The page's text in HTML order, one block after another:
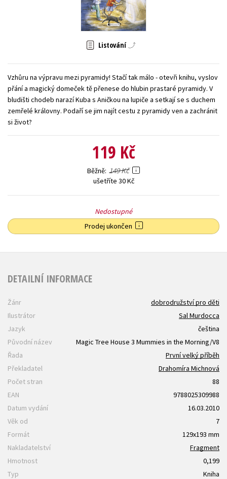
Zahraniční literatura
Listování
Vzhůru na výpravu mezi pyramidy! Stačí tak málo - otevři knihu, vyslov
přání a magický domeček tě přenese do hlubin prastaré pyramidy. V
bludišti chodeb narazí Kuba s Aničkou na lupiče a setkají se s duchem
zemřelé královny. Podaří se jim najít cestu z pyramidy ven a zachránit
si život?
119 Kč
Běžně 149 Kč
ušetříte 30 Kč
Nedostupné
Prodej ukončen
DETAILNÍ INFORMACE
Žánr
dobrodružství pro děti
Ilustrátor
Sal Murdocca
Jazyk
čeština
Původní název
Magic Tree House 3 Mummies in the Morning/V8
Řada
První velký příběh
Překladatel
Drahomíra Michnová
Počet stran
88
EAN
9788025309988
Datum vydání
16.03.2010
Věk od
7
Formát
129x193 mm
Nakladatelství
Fragment
Hmotnost
0,199
Typ
Kniha